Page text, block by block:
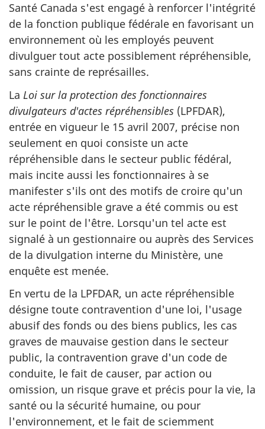
Santé Canada s'est engagé à renforcer l'intégrité
de la fonction publique fédérale en favorisant un
environnement où les employés peuvent
divulguer tout acte possiblement répréhensible,
sans crainte de représailles.
La Loi sur la protection des fonctionnaires
divulgateurs d'actes répréhensibles (LPFDAR),
entrée en vigueur le 15 avril 2007, précise non
seulement en quoi consiste un acte
répréhensible dans le secteur public fédéral,
mais incite aussi les fonctionnaires à se
manifester s'ils ont des motifs de croire qu'un
acte répréhensible grave a été commis ou est
sur le point de l'être. Lorsqu'un tel acte est
signalé à un gestionnaire ou auprès des Services
de la divulgation interne du Ministère, une
enquête est menée.
En vertu de la LPFDAR, un acte répréhensible
désigne toute contravention d'une loi, l'usage
abusif des fonds ou des biens publics, les cas
graves de mauvaise gestion dans le secteur
public, la contravention grave d'un code de
conduite, le fait de causer, par action ou
omission, un risque grave et précis pour la vie, la
santé ou la sécurité humaine, ou pour
l'environnement, et le fait de sciemment